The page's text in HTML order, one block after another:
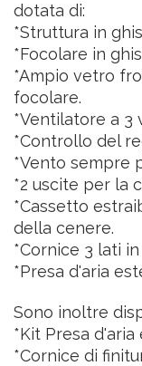
dotata di:
*Struttura in
*Focolare in
*Ampio vetro
focolare.
*Ventilatore a 3
*Controllo del
*Vento sempre
*2 uscite per la
*Cassetto
della cenere.
*Cornice 3 lati in
*Presa d'aria
Sono inoltre
*Kit Presa
*Cornice di